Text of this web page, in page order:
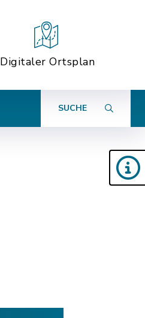
Digitaler Ortsplan
SUCHE